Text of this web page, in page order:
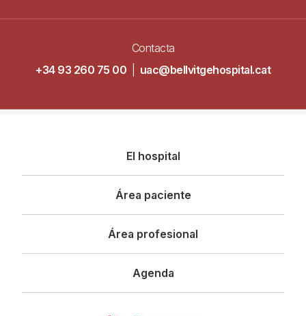
Contacta
+34 93 260 75 00
uac@bellvitgehospital.cat
principal
El hospital
Área paciente
Área profesional
Agenda